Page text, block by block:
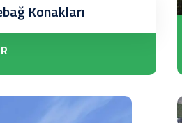
Konakları